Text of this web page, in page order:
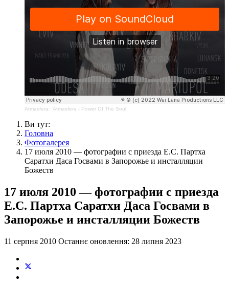
Atmasfera · Atmasfera - Power Of The Soul
Ви тут:
Головна
Фотогалерея
17 июля 2010 — фотографии с приезда Е.С. Партха
Саратхи Даса Госвами в Запорожье и инсталляции
Божеств
17 июля 2010 — фотографии с приезда
Е.С. Партха Саратхи Даса Госвами в
Запорожье и инсталляции Божеств
11 серпня 2010 Останнє оновлення: 28 липня 2023